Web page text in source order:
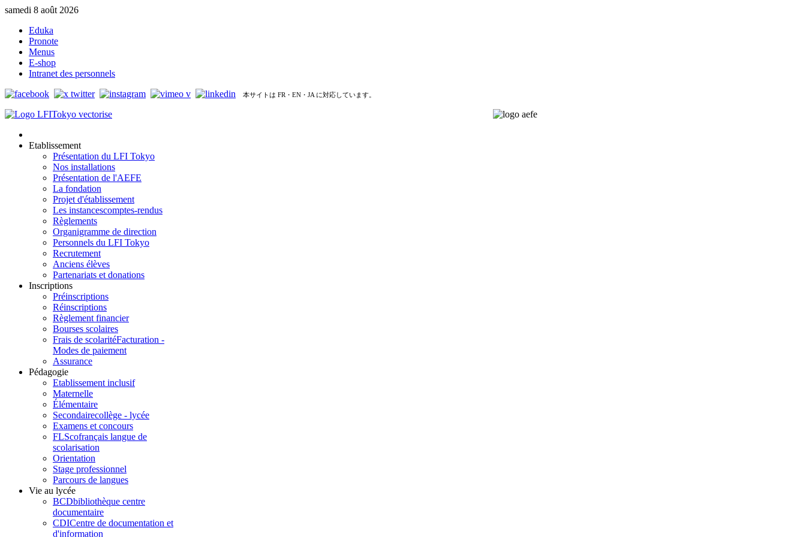
samedi 8 août 2026
Eduka
Pronote
Menus
E-shop
Intranet des personnels
本サイトは FR・EN・JA に対応しています。
Etablissement
Présentation du LFI Tokyo
Nos installations
Présentation de l'AEFE
La fondation
Projet d'établissement
Les instancescomptes-rendus
Règlements
Organigramme de direction
Personnels du LFI Tokyo
Recrutement
Anciens élèves
Partenariats et donations
Inscriptions
Préinscriptions
Réinscriptions
Règlement financier
Bourses scolaires
Frais de scolaritéFacturation -
Modes de paiement
Assurance
Pédagogie
Etablissement inclusif
Maternelle
Élémentaire
Secondairecollège - lycée
Examens et concours
FLScofrançais langue de
scolarisation
Orientation
Stage professionnel
Parcours de langues
Vie au lycée
BCDbibliothèque centre
documentaire
CDICentre de documentation et
d'information